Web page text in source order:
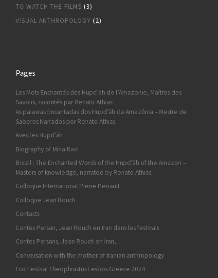
TO WATCH THE FILMS (3)
VISUAL ANTHROPOLOGY (2)
Pages
Les Mots Enchantés des Hupd’äh de l’Amazonie, Maîtres des
Savoirs, racontés par Renato Athias
As palavras Encantadas dos Hupd’äh da Amazônia – Mestre de
Saberes Narrados por Renato Athias
Avec les Hupd’äh
Biography of Mina Rad
Brazil : The Enchanted Words of the Hupd’äh of the Amazon –
Masters of knowledge, narrated by Renato Athias
Colloque International Pierre Perrault
Colloque Jean Rouch
Contacts
Contes Persan, Jean Rouch en Iran dans les festivals
Contes Persans, Jean Rouch en Iran,
Conversation with the mother of Iranian anthropology
Eco Festival Theophrastus Lesbos Greece 2024